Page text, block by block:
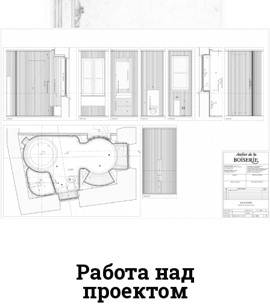
Работа над
проектом